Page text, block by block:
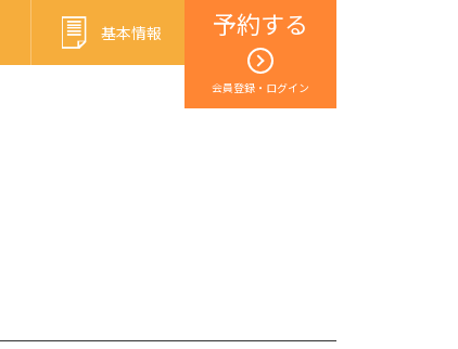
予約する
会員登録・ログイン
基本情報